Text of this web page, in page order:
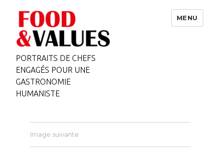
PORTRAITS DE CHEFS
ENGAGÉS POUR UNE
GASTRONOMIE
HUMANISTE
MENU
Image suivante